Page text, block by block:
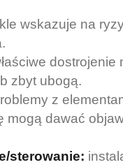
wskazuje na
zbyt ubogą.
z
mogą dawać
sterowanie: